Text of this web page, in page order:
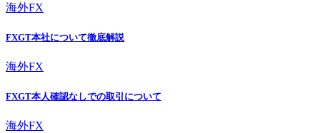
海外FX
FXGT本社について徹底解説
海外FX
FXGT本人確認なしでの取引について
海外FX